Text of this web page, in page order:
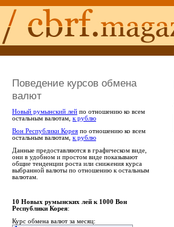
Поведение курсов обмена
валют
Новый румынский лей по отношению ко всем
остальным валютам, к рублю
Вон Республики Корея по отношению ко всем
остальным валютам, к рублю
Данные предоставляются в графическом виде,
они в удобном и простом виде показывают
общие тенденции роста или снижения курса
выбранной валюты по отношению к остальным
валютам.
10 Новых румынских лей к 1000 Вон
Республики Корея:
Курс обмена валют за месяц: